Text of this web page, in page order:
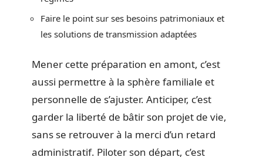
Faire le point sur ses besoins patrimoniaux et
les solutions de transmission adaptées
Mener cette préparation en amont, c’est
aussi permettre à la sphère familiale et
personnelle de s’ajuster. Anticiper, c’est
garder la liberté de bâtir son projet de vie,
sans se retrouver à la merci d’un retard
administratif. Piloter son départ, c’est